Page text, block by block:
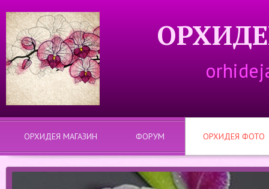
ОРХИДЕЯ МАГАЗИН ФОРУМ ОРХИДЕЯ ФОТО